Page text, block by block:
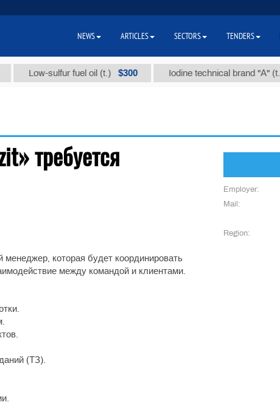
Low-sulfur fuel oil (t.) $300 Iodine technical brand "А" (t.)
требуется
которая будет координировать
между командой и клиентами.
(ТЗ).
Employer:
Mail:
Region:
NEWS ARTICLES SECTORS TENDERS